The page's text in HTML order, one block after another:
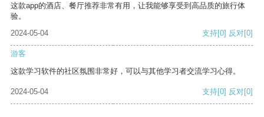
这款app的酒店、餐厅推荐非常有用，让我能够享受到高品质的旅行体
验。
2024-05-04
支持[0] 反对[0]
游客
这款学习软件的社区氛围非常好，可以与其他学习者交流学习心得。
2024-05-04 支持[0] 反对[0]